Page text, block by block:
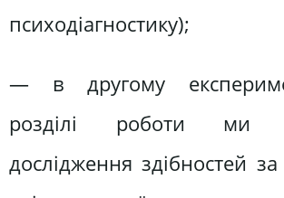
психодіагностику);
— в другому
розділі роботи ми
дослідження здібностей